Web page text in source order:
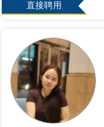
直接聘用